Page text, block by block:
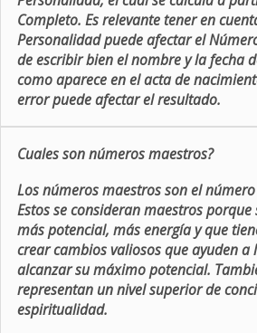
Completo. Es relevante tener en
Personalidad puede afectar el
de escribir bien el nombre y la fecha
como aparece en el acta de
error puede afectar el resultado.
Cuales son números maestros?
Los números maestros son el
Estos se consideran maestros porque
más potencial, más energía y que
crear cambios valiosos que ayuden a
alcanzar su máximo potencial.
representan un nivel superior de
espiritualidad.